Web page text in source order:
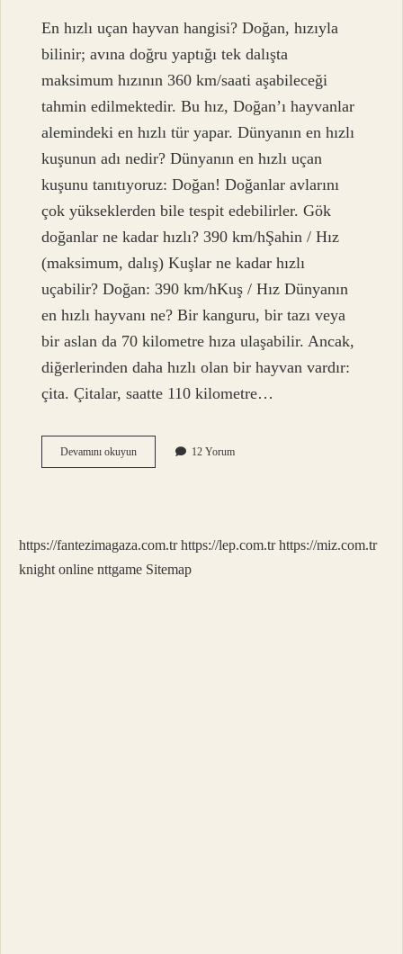
En hızlı uçan hayvan hangisi? Doğan, hızıyla
bilinir; avına doğru yaptığı tek dalışta
maksimum hızının 360 km/saati aşabileceği
tahmin edilmektedir. Bu hız, Doğan’ı hayvanlar
alemindeki en hızlı tür yapar. Dünyanın en hızlı
kuşunun adı nedir? Dünyanın en hızlı uçan
kuşunu tanıtıyoruz: Doğan! Doğanlar avlarını
çok yükseklerden bile tespit edebilirler. Gök
doğanlar ne kadar hızlı? 390 km/hŞahin / Hız
(maksimum, dalış) Kuşlar ne kadar hızlı
uçabilir? Doğan: 390 km/hKuş / Hız Dünyanın
en hızlı hayvanı ne? Bir kanguru, bir tazı veya
bir aslan da 70 kilometre hıza ulaşabilir. Ancak,
diğerlerinden daha hızlı olan bir hayvan vardır:
çita. Çitalar, saatte 110 kilometre…
Devamını okuyunDünyanın
En
12 Yorum
https://fantezimagaza.com.tr https://lep.com.tr https://miz.com.tr
knight online nttgame Sitemap